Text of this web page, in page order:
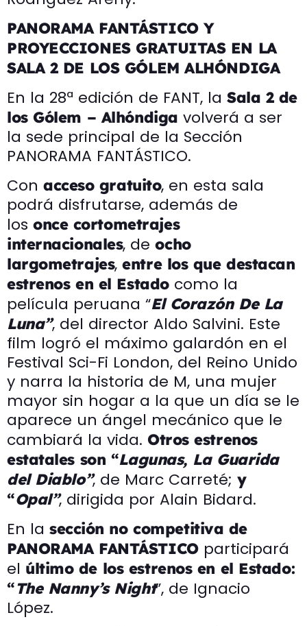
PANORAMA FANTÁSTICO Y
PROYECCIONES GRATUITAS EN LA
SALA 2 DE LOS GÓLEM ALHÓNDIGA
En la 28ª edición de FANT, la Sala 2 de
los Gólem – Alhóndiga volverá a ser
la sede principal de la Sección
PANORAMA FANTÁSTICO.
Con acceso gratuito, en esta sala
podrá disfrutarse, además de
los once cortometrajes
internacionales, deocho
largometrajes,entre los que destacan
estrenos en el Estadocomo la
película peruana “El Corazón De La
Luna”, del director Aldo Salvini. Este
film logró el máximo galardón en el
Festival Sci-Fi London, del Reino Unido
y narra la historia de M, una mujer
mayor sin hogar a la que un día se le
aparece un ángel mecánico que le
cambiará la vida. Otros estrenos
estatales son “Lagunas, La Guarida
del Diablo”, de Marc Carreté; y
“Opal”, dirigida por Alain Bidard.
En la sección no competitiva de
PANORAMA FANTÁSTICOparticipará
el último de los estrenos en el Estado:
“The Nanny’s Night”, de Ignacio
López.